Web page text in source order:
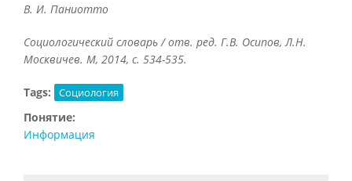
В. И. Паниотто
Социологический словарь / отв. ред. Г.В. Осипов, Л.Н.
Москвичев. М, 2014, с. 534-535.
Tags: Социология
Понятие:
Информация